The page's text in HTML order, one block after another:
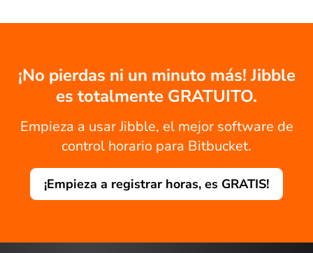
¡No pierdas ni un minuto más! Jibble
es totalmente GRATUITO.
Empieza a usar Jibble, el mejor software de
control horario para Bitbucket.
¡Empieza a registrar horas, es GRATIS!